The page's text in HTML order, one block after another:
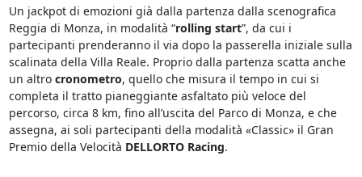
Un jackpot di emozioni già dalla partenza dalla scenografica
Reggia di Monza, in modalità “rolling start”, da cui i
partecipanti prenderanno il via dopo la passerella iniziale sulla
scalinata della Villa Reale. Proprio dalla partenza scatta anche
un altro cronometro, quello che misura il tempo in cui si
completa il tratto pianeggiante asfaltato più veloce del
percorso, circa 8 km, fino all’uscita del Parco di Monza, e che
assegna, ai soli partecipanti della modalità «Classic» il Gran
Premio della Velocità DELLORTO Racing.